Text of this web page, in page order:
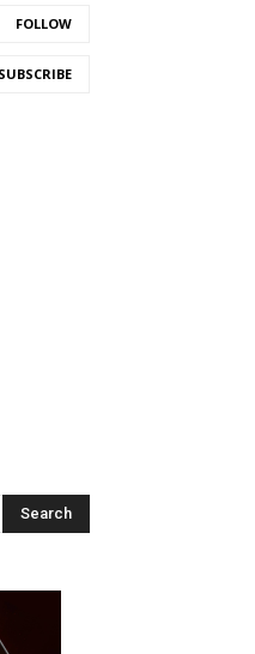
FOLLOW
SUBSCRIBE